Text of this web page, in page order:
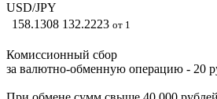
USD/JPY
158.1308 132.2223 от 1
Комиссионный сбор
за валютно-обменную операцию - 20